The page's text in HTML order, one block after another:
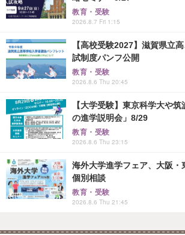
教育・受験
2026.8.7 Fri 1:15
【高校受験2027】滋賀県立
試制度パンフ公開
教育・受験
2026.8.6 Thu 20:45
【大学受験】東京科学大や
の進学説明会」8/29
教育・受験
2026.8.6 Thu 23:15
海外大学進学フェア、大阪・
個別相談
教育・受験
2026.8.6 Thu 21:45